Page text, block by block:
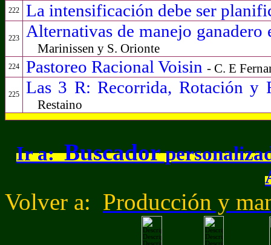
222 La intensificación debe ser
223 Alternativas de manejo
Marinissen y S. Orionte
224 Pastoreo Racional Voisin - C. E
225 Las 3 R: Recorrida, Rotación y
Restaino
Ir a: Buscador
Volver a: Producción y